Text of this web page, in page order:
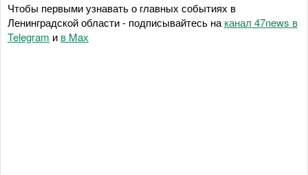
Чтобы первыми узнавать о главных событиях в
Ленинградской области - подписывайтесь на канал 47news в
Telegram и в Maх